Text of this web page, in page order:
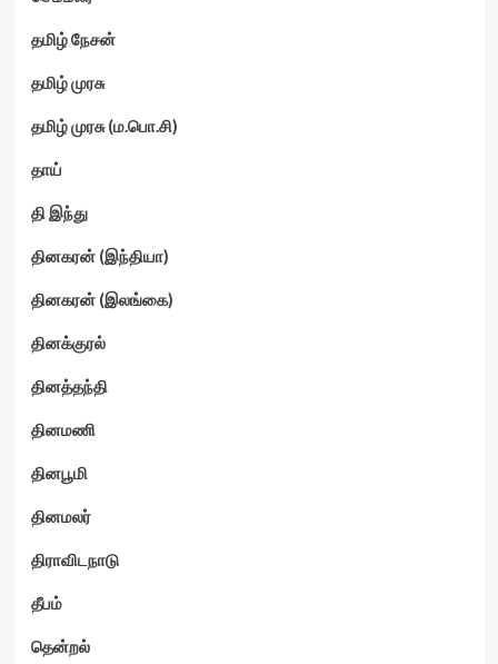
தமிழ் நேசன்
தமிழ் முரசு
தமிழ் முரசு (ம.பொ.சி)
தாய்
தி இந்து
தினகரன் (இந்தியா)
தினகரன் (இலங்கை)
தினக்குரல்
தினத்தந்தி
தினமணி
தினபூமி
தினமலர்
திராவிடநாடு
தீபம்
தென்றல்